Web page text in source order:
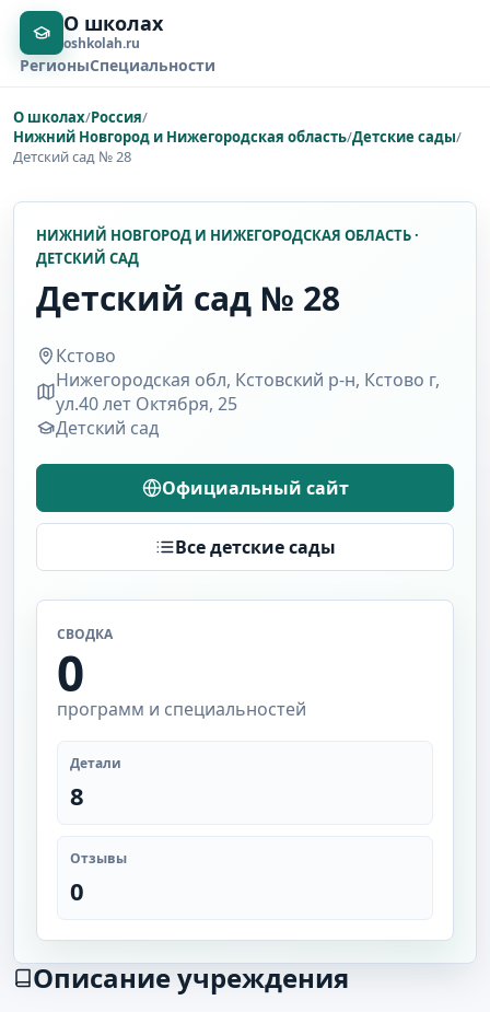
О школах
oshkolah.ru
РегионыСпециальности
О школах/Россия/
Нижний Новгород и Нижегородская область/Детские сады/
Детский сад № 28
НИЖНИЙ НОВГОРОД И НИЖЕГОРОДСКАЯ ОБЛАСТЬ ·
ДЕТСКИЙ САД
Детский сад № 28
Кстово
Нижегородская обл, Кстовский р-н, Кстово г,
ул.40 лет Октября, 25
Детский сад
Официальный сайт
Все детские сады
СВОДКА
0
программ и специальностей
Детали
8
Отзывы
0
Описание учреждения